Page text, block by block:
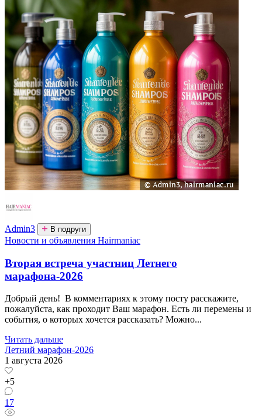
Admin3 В подруги
Новости и объявления Hairmaniac
Вторая встреча участниц Летнего
марафона-2026
Добрый день! В комментариях к этому посту расскажите,
пожалуйста, как проходит Ваш марафон. Есть ли перемены и
события, о которых хочется рассказать? Можно...
Читать дальше
Летний марафон-2026
1 августа 2026
+5
17